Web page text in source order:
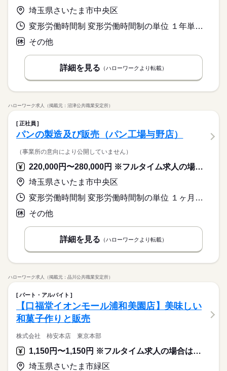
埼玉県さいたま市中央区
変形労働時間制 変形労働時間制の単位 １年単位 就業時間１ 9時30分〜19時00分 就業時間に関する特記事項 月平均労働時間１６３．３時間
その他
詳細を見る （ハローワークより転載）
ハローワーク求人（掲載元：沼津公共職業安定所）
正社員
パンの製造及び販売（パン工場与野店）
（事業所の意向により公開していません）
220,000円〜280,000円 ※フルタイム求人の場合は月額（換算額）、パート求人の場合は時間額を表示しています。
埼玉県さいたま市中央区
変形労働時間制 変形労働時間制の単位 １ヶ月単位 就業時間１ 6時00分〜15時00分 就業時間２ 7時00分〜16時00分 就業時間３ 8時00分〜17時00分 就業時間に関する特記事項 実働８時間のシフト制
その他
詳細を見る （ハローワークより転載）
ハローワーク求人（掲載元：品川公共職業安定所）
パート・アルバイト
【口福堂イオンモール浦和美園店】美味しい
和菓子作りと販売
株式会社 柿安本店 東京本部
1,150円〜1,150円 ※フルタイム求人の場合は月額（換算額）、パート求人の場合は時間額を表示しています。
埼玉県さいたま市緑区